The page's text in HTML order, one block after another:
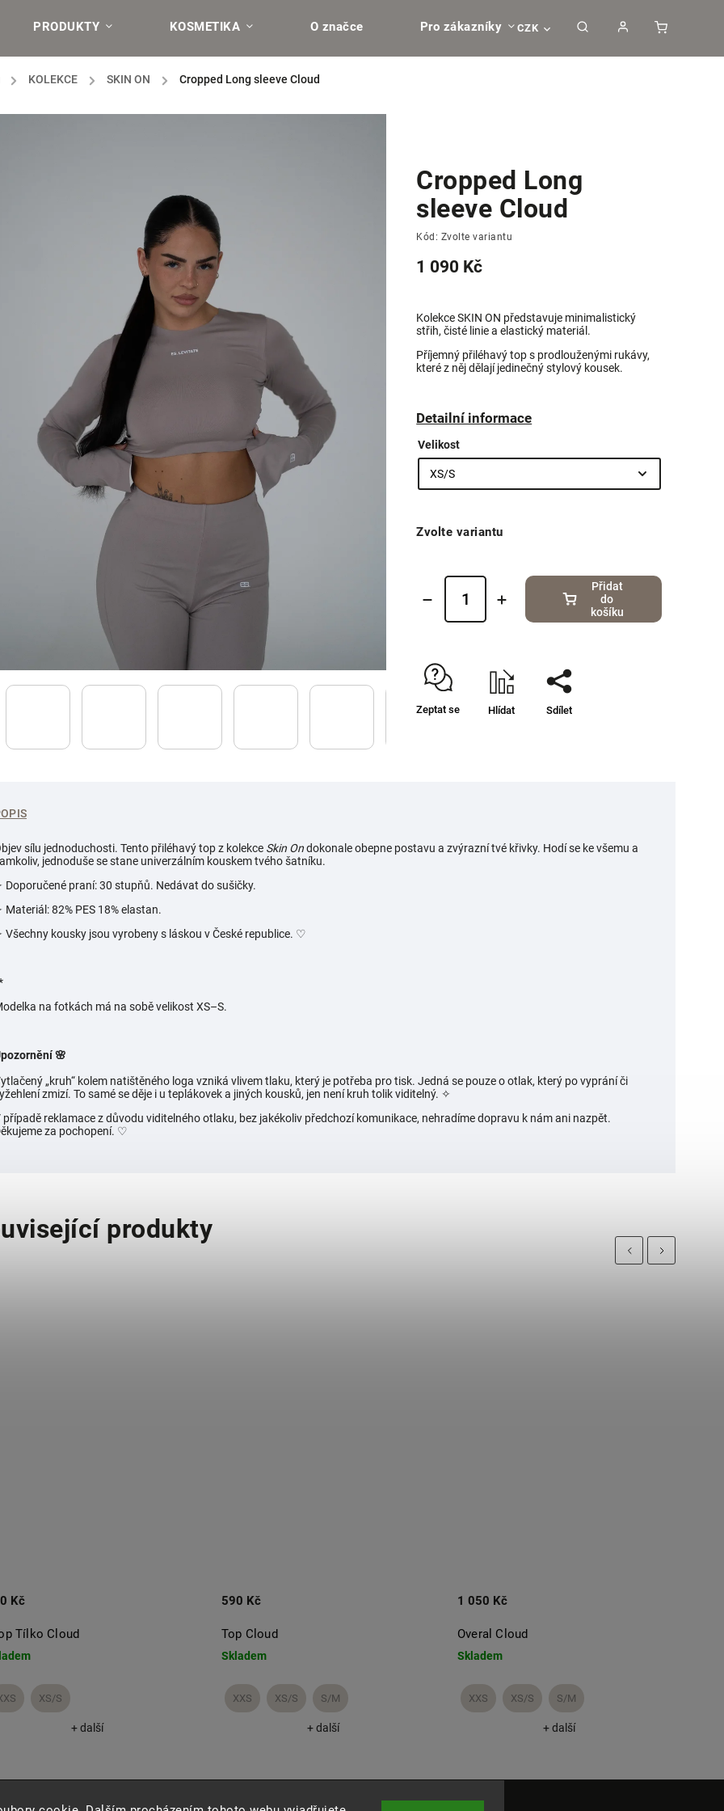
CZK
PRODUKTY KOSMETIKA O značce Pro zákazníky
/ KOLEKCE / SKIN ON / Cropped Long sleeve Cloud
Cropped Long
sleeve Cloud
Kód: Zvolte variantu
1 090 Kč
Kolekce SKIN ON představuje minimalistický
střih, čisté linie a elastický materiál.
Příjemný přiléhavý top s prodlouženými rukávy,
které z něj dělají jedinečný stylový kousek.
Detailní informace
Velikost
Zvolte variantu
Přidat
do
košíku
Zeptat se Hlídat Sdílet
sílu jednoduchosti. Tento přiléhavý top z kolekce Skin Ondokonale obepne postavu a zvýrazní tvé křivky. Hodí se ke všemu a
jednoduše se stane univerzálním kouskem tvého šatníku.
Doporučené praní: 30 stupňů. Nedávat do sušičky.
Materiál: 82% PES 18% elastan.
Všechny kousky jsou vyrobeny s láskou v České republice. ♡
na fotkách má na sobě velikost XS–S.
🌸
„kruh“ kolem natištěného loga vzniká vlivem tlaku, který je potřeba pro tisk. Jedná se pouze o otlak, který po vyprání či
zmizí. To samé se děje i u teplákovek a jiných kousků, jen není kruh tolik viditelný. ✧
případě reklamace z důvodu viditelného otlaku, bez jakékoliv předchozí komunikace, nehradíme dopravu k nám ani nazpět.
za pochopení. ♡
produkty
Previous
Tílko Cloud
Kč
XS/S
+ další
Top Cloud
Skladem
590 Kč
XXS XS/S S/M
+ další
Overal Cloud
Skladem
1 050 Kč
XXS XS/S S/M
+ další
Next